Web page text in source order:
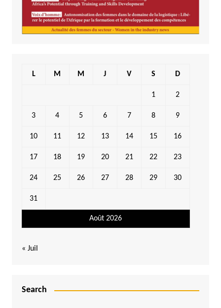
Août 2026
L M M J V S D
1 2
3 4 5 6 7 8 9
10 11 12 13 14 15 16
17 18 19 20 21 22 23
24 25 26 27 28 29 30
31
« Juil
Search